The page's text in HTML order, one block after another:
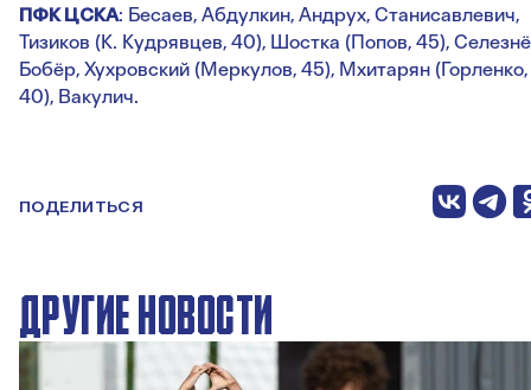
ПФКЦСКА: Бесаев, Абдулкин, Андрух, Станисавлевич,
Тизиков (К. Кудрявцев, 40), Шостка (Попов, 45),
Бобёр, Хухровский (Меркулов, 45), Мхитарян (Горленко,
40), Вакулич.
ПОДЕЛИТЬСЯ
ДРУГИЕ НОВОСТИ